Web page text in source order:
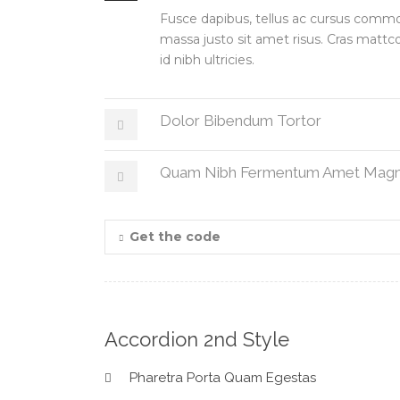
Fusce dapibus, tellus ac cursus
massa justo sit amet risus. Cras
id nibh ultricies.
Dolor Bibendum Tortor
Quam Nibh Fermentum Amet
Get the code
Accordion 2nd Style
Pharetra Porta Quam Egestas